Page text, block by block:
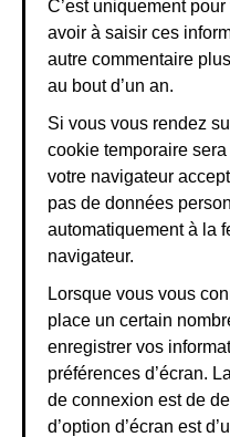
C’est uniquement
avoir à saisir ces
autre commentaire
au bout d’un an.
Si vous vous rendez
cookie temporaire
votre navigateur
pas de données
automatiquement à la
navigateur.
Lorsque vous vous
place un certain
enregistrer vos
préférences d’écran.
de connexion est de
d’option d’écran est